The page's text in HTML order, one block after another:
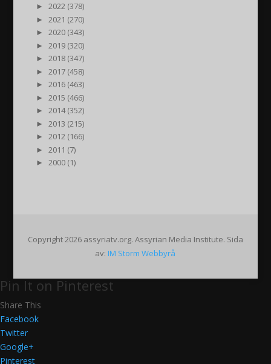
►
2022 (378)
►
2021 (270)
►
2020 (343)
►
2019 (320)
►
2018 (347)
►
2017 (458)
►
2016 (463)
►
2015 (466)
►
2014 (352)
►
2013 (215)
►
2012 (166)
►
2011 (7)
►
2000 (1)
Copyright 2026 assyriatv.org. Assyrian Media Institute. Sida
av: IM Storm Webbyrå
Pin It on Pinterest
Share This
Facebook
Twitter
Google+
Pinterest